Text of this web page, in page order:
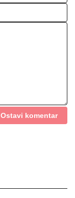
Ostavi komentar